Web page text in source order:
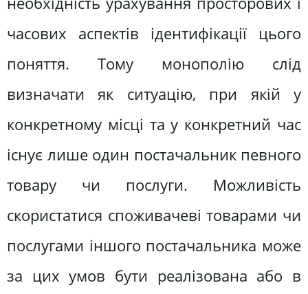
часових аспектів ідентифікації цього
поняття. Тому монополію слід
визначати як ситуацію, при якій у
конкретному місці та у конкретний час
існує лише один постачальник певного
товару чи послуги. Можливість
скористатися споживачеві товарами чи
послугами іншого постачальника може
за цих умов бути реалізована або в